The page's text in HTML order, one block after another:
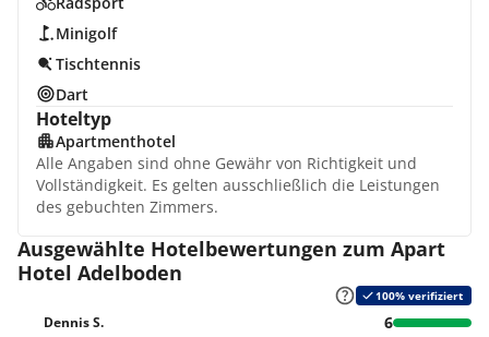
Minigolf
Tischtennis
Dart
Hoteltyp
Apartmenthotel
Alle Angaben sind ohne Gewähr von Richtigkeit und
Vollständigkeit. Es gelten ausschließlich die Leistungen
des gebuchten Zimmers.
Ausgewählte Hotelbewertungen zum Apart
Hotel Adelboden
100% verifiziert
Dennis S. 6